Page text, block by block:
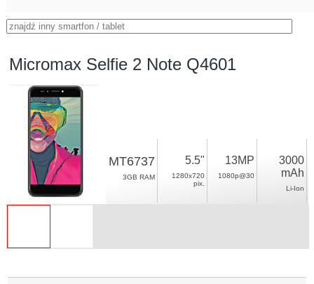
Micromax Selfie 2 Note Q4601
MT6737
3GB RAM
5.5"
1280x720
pix.
13MP
1080p@30
3000
mAh
Li-Ion